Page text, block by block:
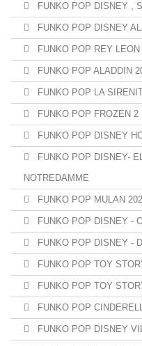
FUNKO POP DISNEY ,
FUNKO POP DISNEY
FUNKO POP REY LEON
FUNKO POP ALADDIN
FUNKO POP LA
FUNKO POP FROZEN 2
FUNKO POP DISNEY
FUNKO POP DISNEY-
NOTREDAMME
FUNKO POP MULAN
FUNKO POP DISNEY -
FUNKO POP DISNEY -
FUNKO POP TOY
FUNKO POP TOY
FUNKO POP
FUNKO POP DISNEY